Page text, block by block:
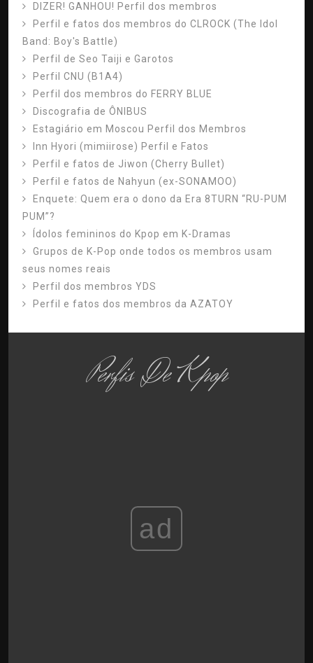
DIZER! GANHOU! Perfil dos membros
Perfil e fatos dos membros do CLROCK (The Idol
Band: Boy's Battle)
Perfil de Seo Taiji e Garotos
Perfil CNU (B1A4)
Perfil dos membros do FERRY BLUE
Discografia de ÔNIBUS
Estagiário em Moscou Perfil dos Membros
Inn Hyori (mimiirose) Perfil e Fatos
Perfil e fatos de Jiwon (Cherry Bullet)
Perfil e fatos de Nahyun (ex-SONAMOO)
Enquete: Quem era o dono da Era 8TURN “RU-PUM
PUM”?
Ídolos femininos do Kpop em K-Dramas
Grupos de K-Pop onde todos os membros usam
seus nomes reais
Perfil dos membros YDS
Perfil e fatos dos membros da AZATOY
Perfis De Kpop
ad